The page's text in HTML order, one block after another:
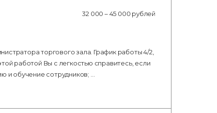
32 000 – 45 000 рублей
торгового зала. График работы 4/2,
работой Вы с легкостью справитесь, если
и обучение сотрудников; …